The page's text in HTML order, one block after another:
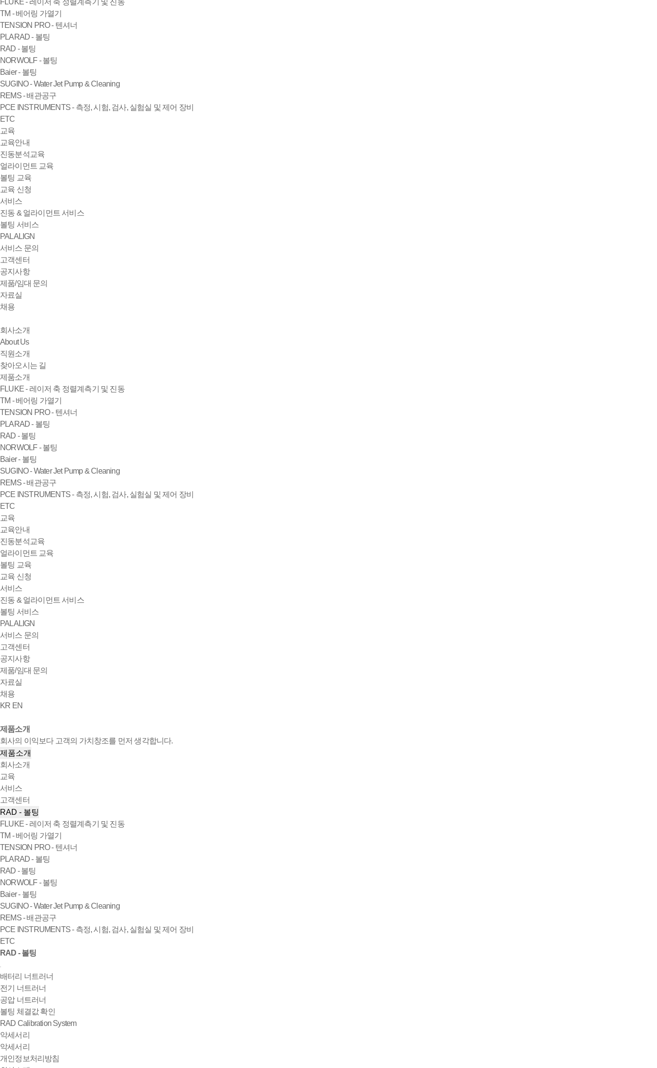
FLUKE - 레이저 축 정렬계측기 및 진동
TM - 베어링 가열기
TENSION PRO - 텐셔너
PLARAD - 볼팅
RAD - 볼팅
NORWOLF - 볼팅
Baier - 볼팅
SUGINO - Water Jet Pump & Cleaning
REMS - 배관공구
PCE INSTRUMENTS - 측정, 시험, 검사, 실험실 및 제어 장비
ETC
교육
교육안내
진동분석교육
얼라이먼트 교육
볼팅 교육
교육 신청
서비스
진동 & 얼라이먼트 서비스
볼팅 서비스
PALALIGN
서비스 문의
고객센터
공지사항
제품/임대 문의
자료실
채용
회사소개
About Us
직원소개
찾아오시는 길
제품소개
FLUKE - 레이저 축 정렬계측기 및 진동
TM - 베어링 가열기
TENSION PRO - 텐셔너
PLARAD - 볼팅
RAD - 볼팅
NORWOLF - 볼팅
Baier - 볼팅
SUGINO - Water Jet Pump & Cleaning
REMS - 배관공구
PCE INSTRUMENTS - 측정, 시험, 검사, 실험실 및 제어 장비
ETC
교육
교육안내
진동분석교육
얼라이먼트 교육
볼팅 교육
교육 신청
서비스
진동 & 얼라이먼트 서비스
볼팅 서비스
PALALIGN
서비스 문의
고객센터
공지사항
제품/임대 문의
자료실
채용
KR EN
제품소개
회사의 이익보다 고객의 가치창조를 먼저 생각합니다.
제품소개
회사소개
교육
서비스
고객센터
RAD - 볼팅
FLUKE - 레이저 축 정렬계측기 및 진동
TM - 베어링 가열기
TENSION PRO - 텐셔너
PLARAD - 볼팅
RAD - 볼팅
NORWOLF - 볼팅
Baier - 볼팅
SUGINO - Water Jet Pump & Cleaning
REMS - 배관공구
PCE INSTRUMENTS - 측정, 시험, 검사, 실험실 및 제어 장비
ETC
RAD - 볼팅
배터리 너트러너
전기 너트러너
공압 너트러너
볼팅 체결값 확인
RAD Calibration System
악세서리
악세서리
개인정보처리방침